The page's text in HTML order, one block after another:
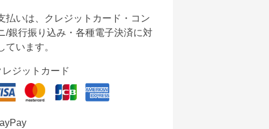
払いは、クレジットカード・コン
/銀行振り込み・各種電子決済に対
ています。
レジットカード